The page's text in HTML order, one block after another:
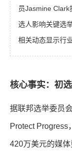
员Jasmine
选人影响关键选
相关动态显示行
核心事实：初
据联邦选举委员
Protect
420万美元的媒